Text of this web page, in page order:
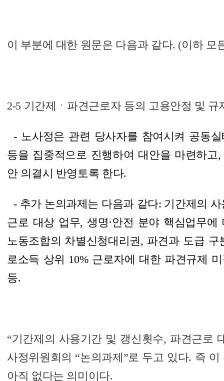
이 부분에 대한 원문은 다음과 같다. (이하 모
2-5 기간제ㆍ파견근로자 등의 고용안정 및 규
- 노사정은 관련 당사자를 참여시켜 공동
등을 집중적으로 진행하여 대안을 마련하고
안 의결시 반영토록 한다.
- 추가 논의과제 는 다음과 같다: 기간제의
근로 대상 업무, 생명·안전 분야 핵심업무
노동조합의 차별신청대리권, 파견과 도급
로소득 상위 10% 근로자에 대한 파견규제
등.
“기간제의 사용기간 및 갱신횟수, 파견근로
사정위원회의 “논의과제”로 두고 있다. 즉
아직 없다는 의미이다.